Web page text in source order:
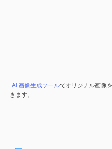
AI 画像生成ツールでオリジナル画像を
きます。